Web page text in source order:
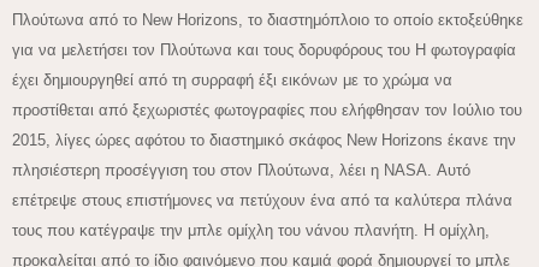
Πλούτωνα από το New Horizons, το διαστημόπλοιο το οποίο εκτοξεύθηκε
για να μελετήσει τον Πλούτωνα και τους δορυφόρους του Η φωτογραφία
έχει δημιουργηθεί από τη συρραφή έξι εικόνων με το χρώμα να
προστίθεται από ξεχωριστές φωτογραφίες που ελήφθησαν τον Ιούλιο του
2015, λίγες ώρες αφότου το διαστημικό σκάφος New Horizons έκανε την
πλησιέστερη προσέγγιση του στον Πλούτωνα, λέει η NASA. Αυτό
επέτρεψε στους επιστήμονες να πετύχουν ένα από τα καλύτερα πλάνα
τους που κατέγραψε την μπλε ομίχλη του νάνου πλανήτη. Η ομίχλη,
προκαλείται από το ίδιο φαινόμενο που καμιά φορά δημιουργεί το μπλε